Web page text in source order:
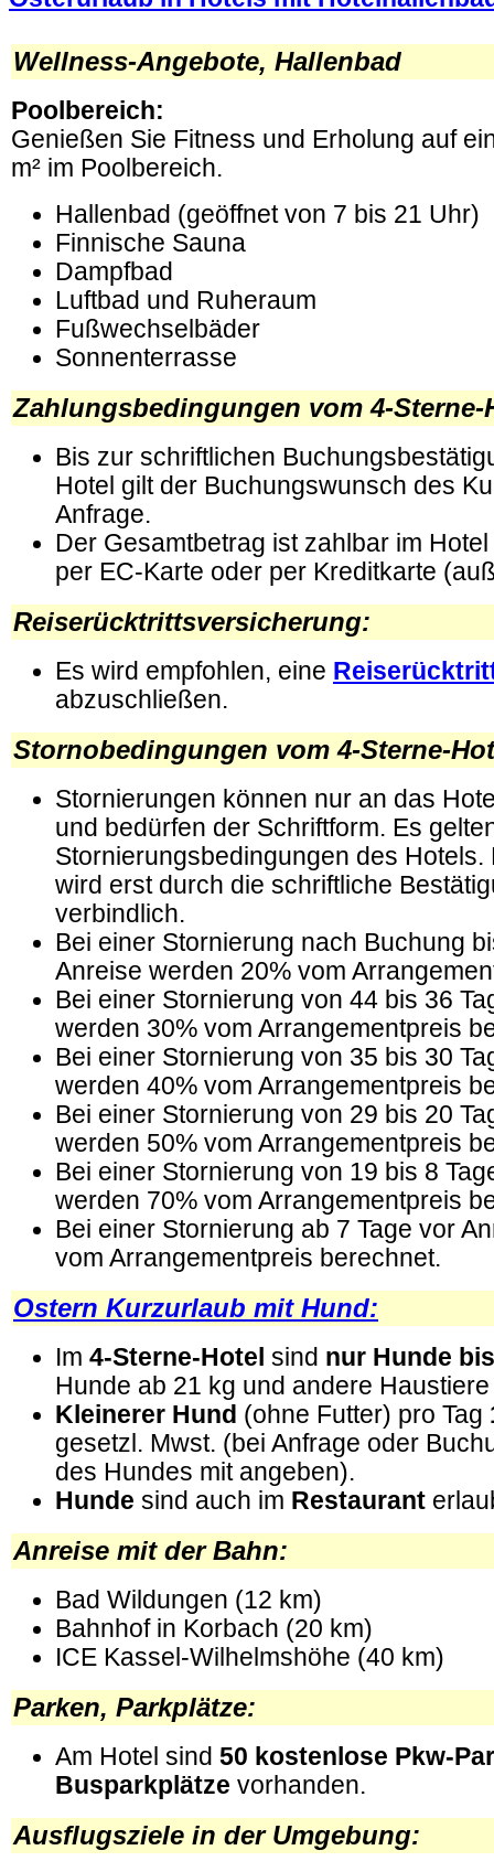
Wellness-Angebote, Hallenbad
Poolbereich:
Genießen Sie Fitness und Erholung auf
m² im Poolbereich.
Hallenbad (geöffnet von 7 bis 21 Uhr)
Finnische Sauna
Dampfbad
Luftbad und Ruheraum
Fußwechselbäder
Sonnenterrasse
Zahlungsbedingungen vom 4-Sterne-
Bis zur schriftlichen
Hotel gilt der Buchungswunsch des
Anfrage.
Der Gesamtbetrag ist zahlbar im
per EC-Karte oder per Kreditkarte
Reiserücktrittsversicherung:
Es wird empfohlen, eine
abzuschließen.
Stornobedingungen vom 4-Sterne-
Stornierungen können nur an das
und bedürfen der Schriftform. Es
Stornierungsbedingungen des Hotels.
wird erst durch die schriftliche
verbindlich.
Bei einer Stornierung nach Buchung
Anreise werden 20% vom
Bei einer Stornierung von 44 bis 36
werden 30% vom Arrangementpreis
Bei einer Stornierung von 35 bis 30
werden 40% vom Arrangementpreis
Bei einer Stornierung von 29 bis 20
werden 50% vom Arrangementpreis
Bei einer Stornierung von 19 bis 8
werden 70% vom Arrangementpreis
Bei einer Stornierung ab 7 Tage vor
vom Arrangementpreis berechnet.
Ostern Kurzurlaub mit Hund:
Im 4-Sterne-Hotel sind nur Hunde
Hunde ab 21 kg und andere
Kleinerer Hund (ohne Futter) pro Tag
gesetzl. Mwst. (bei Anfrage oder
des Hundes mit angeben).
Hunde sind auch im Restaurant
Anreise mit der Bahn:
Bad Wildungen (12 km)
Bahnhof in Korbach (20 km)
ICE Kassel-Wilhelmshöhe (40 km)
Parken, Parkplätze:
Am Hotel sind 50 kostenlose Pkw-
Busparkplätze vorhanden.
Ausflugsziele in der Umgebung: